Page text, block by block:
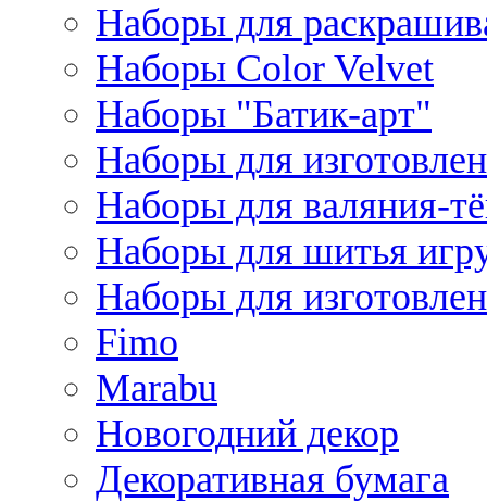
Наборы для
Наборы Сolor Velvet
Наборы "Батик-арт"
Наборы для
Наборы для валяния-
Наборы для шитья
Наборы для
Fimo
Marabu
Новогодний декор
Декоративная бумага